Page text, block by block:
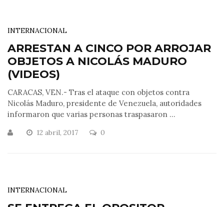
INTERNACIONAL
ARRESTAN A CINCO POR ARROJAR
OBJETOS A NICOLÁS MADURO
(VIDEOS)
CARACAS, VEN.- Tras el ataque con objetos contra
Nicolás Maduro, presidente de Venezuela, autoridades
informaron que varias personas traspasaron ...
12 abril, 2017 0
INTERNACIONAL